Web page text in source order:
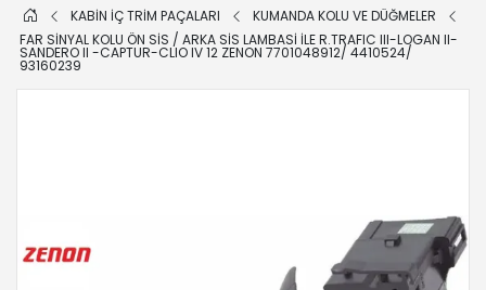
KABİN İÇ TRİM PAÇALARI
KUMANDA KOLU VE DÜĞMELER
FAR SINYAL KOLU ÖN SIS / ARKA SIS LAMBASI ILE R.TRAFIC III-LOGAN II-
SANDERO II -CAPTUR-CLIO IV 12 ZENON 7701048912/ 4410524/
93160239